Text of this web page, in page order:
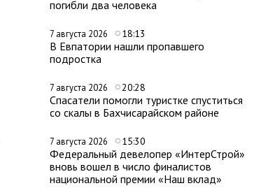
погибли два человека
7 августа 2026 18:13
В Евпатории нашли пропавшего
подростка
7 августа 2026 20:28
Спасатели помогли туристке спуститься
со скалы в Бахчисарайском районе
7 августа 2026 15:30
Федеральный девелопер «ИнтерСтрой»
вновь вошел в число финалистов
национальной премии «Наш вклад»